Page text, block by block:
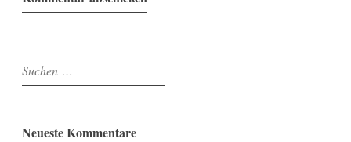
Suchen
nach:
Neueste Kommentare